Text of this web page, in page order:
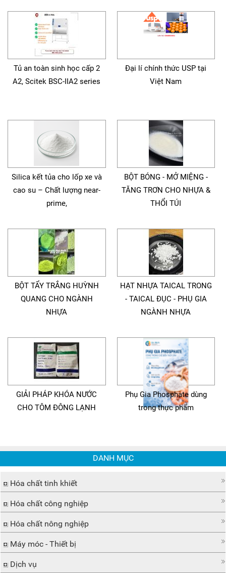
Tủ an toàn sinh học cấp 2
A2, Scitek BSC-IIA2 series
Đại lí chính thức USP tại
Việt Nam
Silica kết tủa cho lốp xe và
cao su – Chất lượng near-
prime,
BỘT BÓNG - MỞ MIỆNG -
TĂNG TRƠN CHO NHỰA &
THỔI TÚI
BỘT TẨY TRẮNG HUỲNH
QUANG CHO NGÀNH
NHỰA
HẠT NHỰA TAICAL TRONG
- TAICAL ĐỤC - PHỤ GIA
NGÀNH NHỰA
GIẢI PHÁP KHÓA NƯỚC
CHO TÔM ĐÔNG LẠNH
Phụ Gia Phosphate dùng
trong thực phẩm
DANH MỤC
Hóa chất tinh khiết
Hóa chất công nghiệp
Hóa chất nông nghiệp
Máy móc - Thiết bị
Dịch vụ